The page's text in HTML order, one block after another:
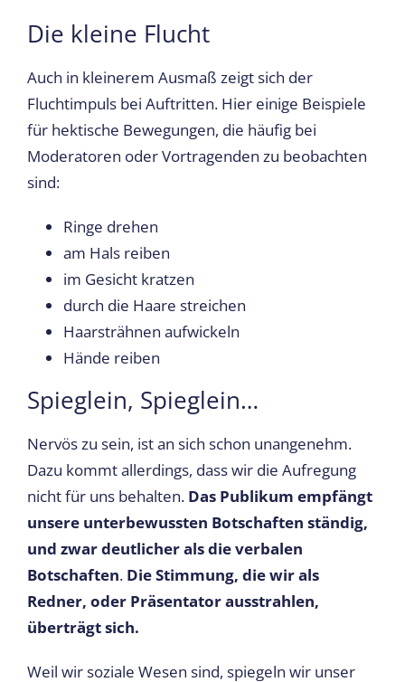
Die kleine Flucht
Auch in kleinerem Ausmaß zeigt sich der
Fluchtimpuls bei Auftritten. Hier einige Beispiele
für hektische Bewegungen, die häufig bei
Moderatoren oder Vortragenden zu beobachten
sind:
Ringe drehen
am Hals reiben
im Gesicht kratzen
durch die Haare streichen
Haarsträhnen aufwickeln
Hände reiben
Spieglein, Spieglein…
Nervös zu sein, ist an sich schon unangenehm.
Dazu kommt allerdings, dass wir die Aufregung
nicht für uns behalten. Das Publikum empfängt
unsere unterbewussten Botschaften ständig,
und zwar deutlicher als die verbalen
Botschaften. Die Stimmung, die wir als
Redner, oder Präsentator ausstrahlen,
überträgt sich.
Weil wir soziale Wesen sind, spiegeln wir unser